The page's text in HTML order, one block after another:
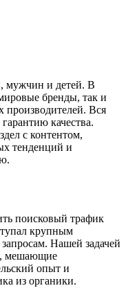
мужчин и детей. В
бренды, так и
производителей. Вся
качества.
с контентом,
тенденций и
поисковый трафик
крупным
Нашей задачей
мешающие
опыт и
из органики.